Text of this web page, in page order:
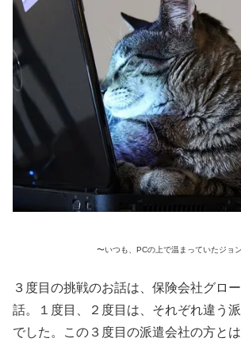
〜いつも、PCの上で温まっていたジョ
３度目の挑戦のお話は、保険会社グロ
話。１度目、２度目は、それぞれ違う
でした。この３度目の派遣会社の方と